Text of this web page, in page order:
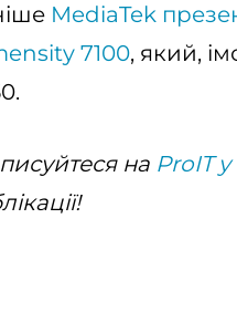
MediaTek
7100, який,
на ProIT